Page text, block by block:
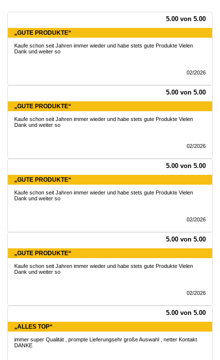
5.00 von 5.00
„GUTE PRODUKTE“
Kaufe schon seit Jahren immer wieder und habe stets gute Produkte Vielen
Dank und weiter so
02/2026
5.00 von 5.00
„GUTE PRODUKTE“
Kaufe schon seit Jahren immer wieder und habe stets gute Produkte Vielen
Dank und weiter so
02/2026
5.00 von 5.00
„GUTE PRODUKTE“
Kaufe schon seit Jahren immer wieder und habe stets gute Produkte Vielen
Dank und weiter so
02/2026
5.00 von 5.00
„GUTE PRODUKTE“
Kaufe schon seit Jahren immer wieder und habe stets gute Produkte Vielen
Dank und weiter so
02/2026
5.00 von 5.00
„ALLES TOP“
immer super Qualität , prompte Lieferungsehr große Auswahl , netter Kontakt
DANKE